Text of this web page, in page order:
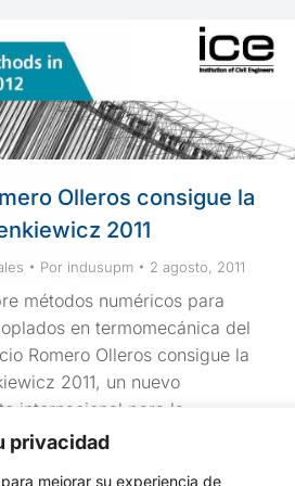
privacidad
mejorar su experiencia de
Olleros consigue la
2011
Por indusupm 2 agosto, 2011
métodos numéricos para
en termomecánica del
Romero Olleros consigue la
2011, un nuevo
internacional para la
métodos numéricos de la